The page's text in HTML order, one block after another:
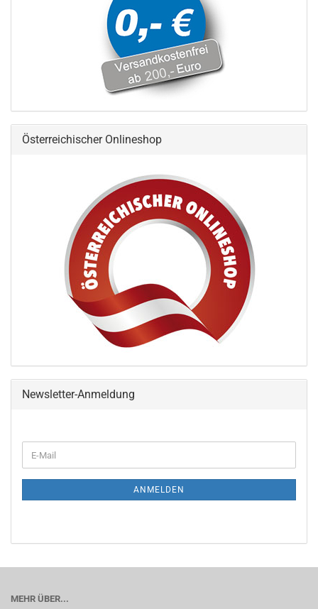
Österreichischer Onlineshop
Newsletter-Anmeldung
ANMELDEN
MEHR ÜBER...